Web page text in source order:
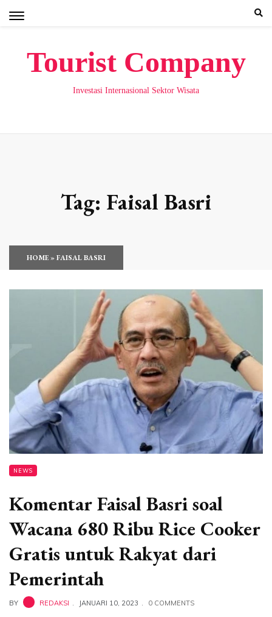
Tourist Company
Investasi Internasional Sektor Wisata
Tag: Faisal Basri
HOME»FAISAL BASRI
NEWS
Komentar Faisal Basri soal
Wacana 680 Ribu Rice Cooker
Gratis untuk Rakyat dari
Pemerintah
BY REDAKSI JANUARI 10, 2023 0 COMMENTS